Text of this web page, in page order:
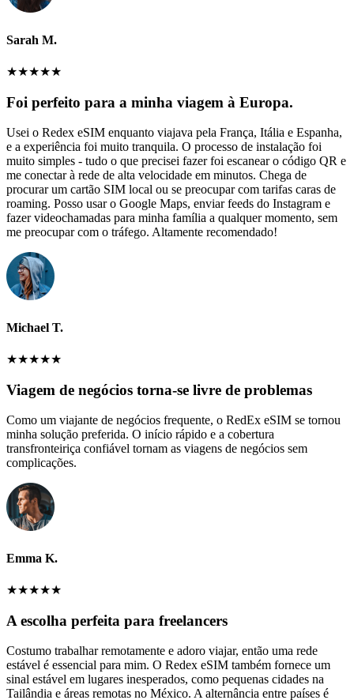
Sarah M.
★★★★★
Foi perfeito para a minha viagem à Europa.
Usei o Redex eSIM enquanto viajava pela França, Itália e Espanha,
e a experiência foi muito tranquila. O processo de instalação foi
muito simples - tudo o que precisei fazer foi escanear o código QR e
me conectar à rede de alta velocidade em minutos. Chega de
procurar um cartão SIM local ou se preocupar com tarifas caras de
roaming. Posso usar o Google Maps, enviar feeds do Instagram e
fazer videochamadas para minha família a qualquer momento, sem
me preocupar com o tráfego. Altamente recomendado!
Michael T.
★★★★★
Viagem de negócios torna-se livre de problemas
Como um viajante de negócios frequente, o RedEx eSIM se tornou
minha solução preferida. O início rápido e a cobertura
transfronteiriça confiável tornam as viagens de negócios sem
complicações.
Emma K.
★★★★★
A escolha perfeita para freelancers
Costumo trabalhar remotamente e adoro viajar, então uma rede
estável é essencial para mim. O Redex eSIM também fornece um
sinal estável em lugares inesperados, como pequenas cidades na
Tailândia e áreas remotas no México. A alternância entre países é